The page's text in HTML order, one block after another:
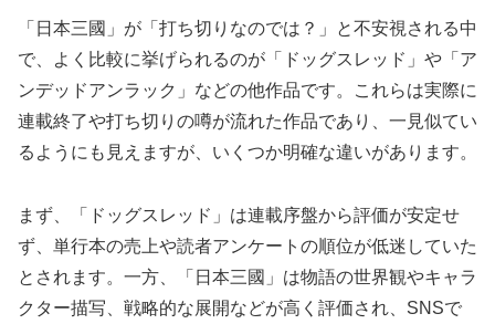
「日本三國」が「打ち切りなのでは？」と不安視される中
で、よく比較に挙げられるのが「ドッグスレッド」や「ア
ンデッドアンラック」などの他作品です。これらは実際に
連載終了や打ち切りの噂が流れた作品であり、一見似てい
るようにも見えますが、いくつか明確な違いがあります。
まず、「ドッグスレッド」は連載序盤から評価が安定せ
ず、単行本の売上や読者アンケートの順位が低迷していた
とされます。一方、「日本三國」は物語の世界観やキャラ
クター描写、戦略的な展開などが高く評価され、SNSで